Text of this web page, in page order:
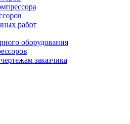
работ
оборудования
заказчика